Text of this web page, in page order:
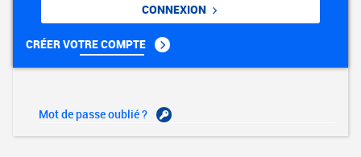
CONNEXION
CRÉER VOTRE COMPTE
Mot de passe oublié ?